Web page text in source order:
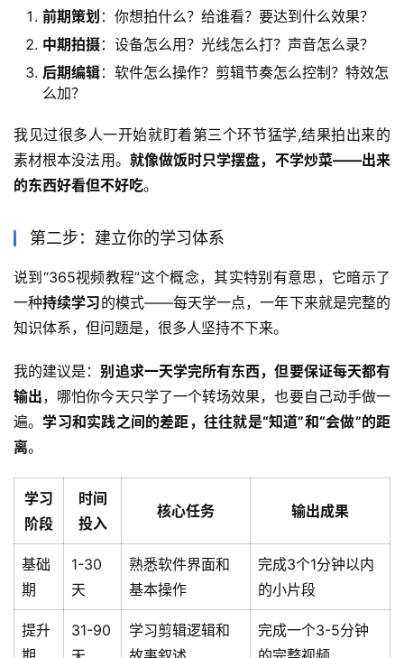
前期策划 ：你想拍什么？给谁看？要达到什么效果？
中期拍摄：设备怎么用？光线怎么打？声音怎么录？
后期编辑：软件怎么操作？剪辑节奏怎么控制？特效怎
么加？
我见过很多人一开始就盯着第三个环节猛学,结果拍出来的
素材根本没法用。 就像做饭时只学摆盘，不学炒菜——出来
的东西好看但不好吃。
第二步：建立你的学习体系
说到“365视频教程”这个概念，其实特别有意思，它暗示了
一种持续学习的模式——每天学一点，一年下来就是完整的
知识体系，但问题是，很多人坚持不下来。
我的建议是：别追求一天学完所有东西，但要保证每天都有
输出，哪怕你今天只学了一个转场效果，也要自己动手做一
遍。学习和实践之间的差距，往往就是“知道”和“会做”的距
离。
学习
阶段
时间
投入
核心任务 输出成果
基础
期
1-30
天
熟悉软件界面和
基本操作
完成3个1分钟以内
的小片段
提升
31-90
学习剪辑逻辑和
完成一个3-5分钟